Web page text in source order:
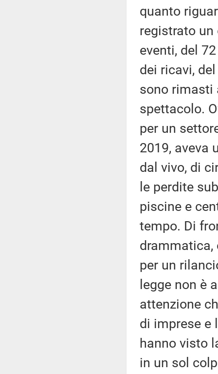
quanto
registrato un
eventi, del
dei ricavi,
sono rimasti
spettacolo.
per un
2019, aveva
dal vivo, di
le perdite
piscine e
tempo. Di
per un
legge non è
attenzione
di imprese e
hanno visto
in un sol